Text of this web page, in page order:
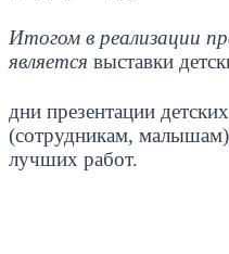
Итогом в реализации
является выставки
дни презентации
(сотрудникам,
лучших работ.